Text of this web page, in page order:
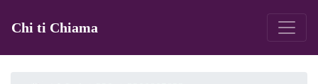
Chi ti Chiama